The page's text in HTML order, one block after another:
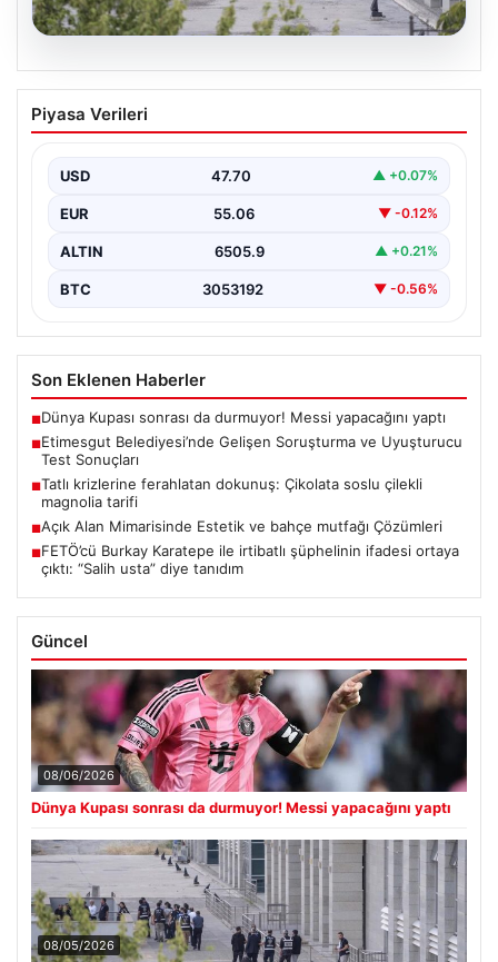
Etimesgut Belediyesi’nde Gelişen
Soruşturma ve Uyuşturucu Test
Son günlerde yayılan haberler, Etimesgut
seriyor. Soruşturma kapsamında,…
Piyasa Verileri
USD 47.70 ▲ +0.07%
EUR 55.06 ▼ -0.12%
ALTIN 6505.9 ▲ +0.21%
BTC 3053192 ▼ -0.56%
Son Eklenen Haberler
■Dünya Kupası sonrası da durmuyor! Messi yapacağını yaptı
■Etimesgut Belediyesi’nde Gelişen Soruşturma ve Uyuşturucu
Test Sonuçları
■Tatlı krizlerine ferahlatan dokunuş: Çikolata soslu çilekli
magnolia tarifi
■Açık Alan Mimarisinde Estetik ve bahçe mutfağı Çözümleri
■FETÖ’cü Burkay Karatepe ile irtibatlı şüphelinin ifadesi ortaya
çıktı: “Salih usta” diye tanıdım
Güncel
08/06/2026
Dünya Kupası sonrası da durmuyor! Messi yapacağını yaptı
08/05/2026